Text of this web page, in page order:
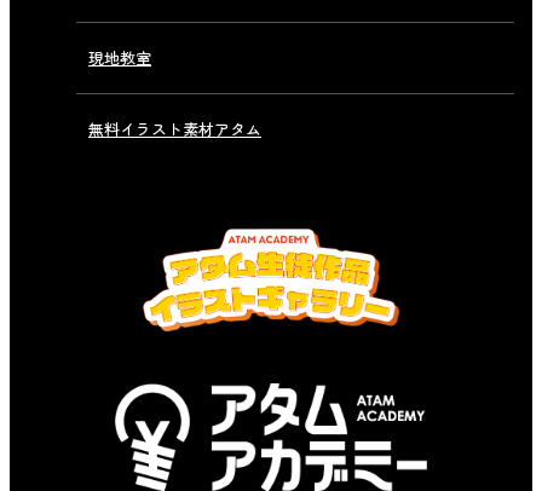
現地教室
無料イラスト素材アタム